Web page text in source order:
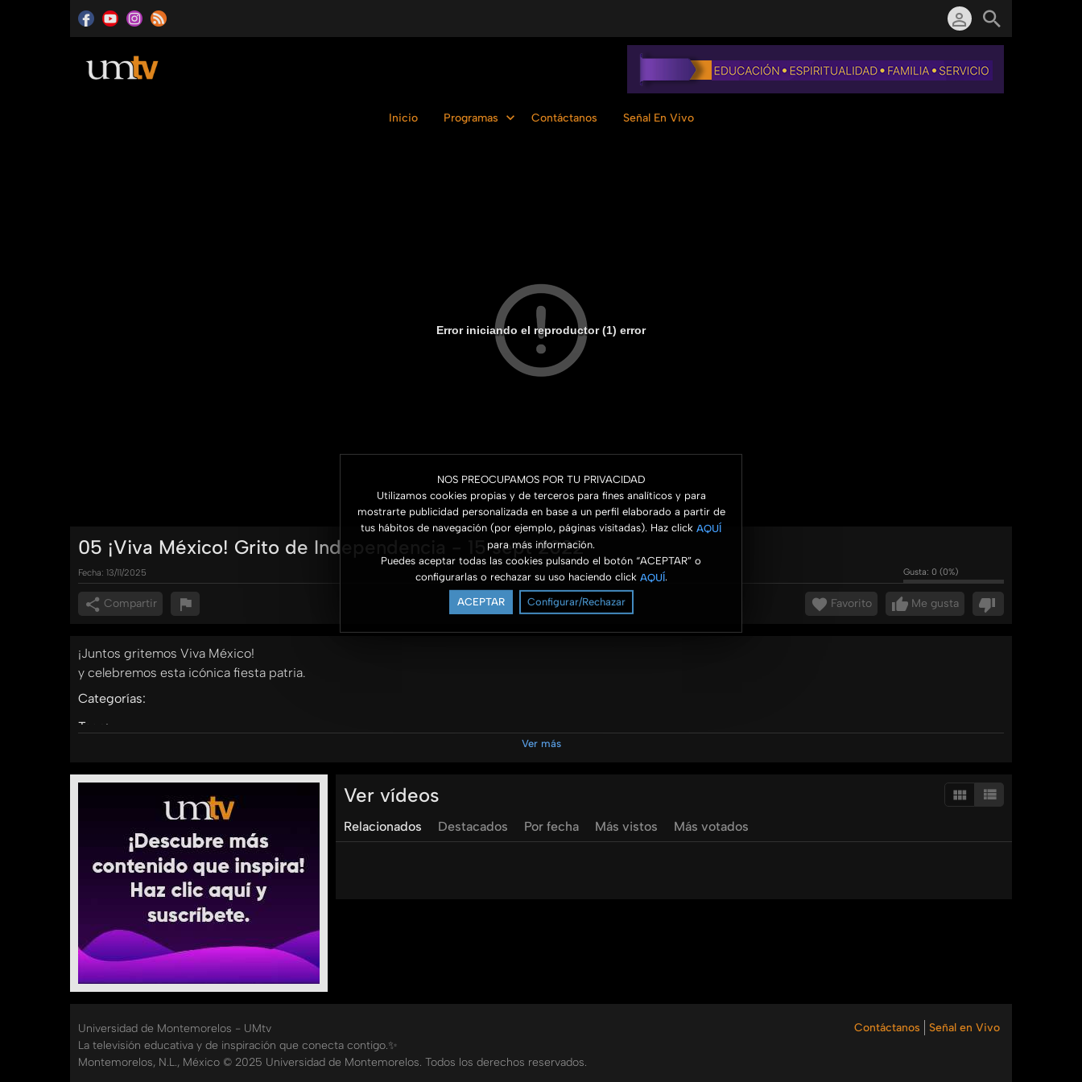
NOS PREOCUPAMOS POR TU PRIVACIDAD
Utilizamos cookies propias y de terceros para fines analíticos y para
mostrarte publicidad personalizada en base a un perfil elaborado a partir de
tus hábitos de navegación (por ejemplo, páginas visitadas). Haz click AQUÍ
para más información.
Puedes aceptar todas las cookies pulsando el botón “ACEPTAR” o
configurarlas o rechazar su uso haciendo click AQUÍ.
ACEPTAR Configurar/Rechazar
Inicio Programas Contáctanos Señal En Vivo
Error iniciando el reproductor (1) error
05 ¡Viva México! Grito de Independencia - 15 sept 2022
Fecha: 13/11/2025 Gusta: 0 (0%)
Compartir Me gusta
Favorito
¡Juntos gritemos Viva México!
y celebremos esta icónica fiesta patria.
Categorías:
Tags:
Ver más
Ver vídeos
Relacionados Destacados Por fecha Más vistos Más votados
Contáctanos Señal en Vivo
Universidad de Montemorelos - UMtv
La televisión educativa y de inspiración que conecta contigo.✨
Montemorelos, N.L., México © 2025 Universidad de Montemorelos. Todos los derechos reservados.